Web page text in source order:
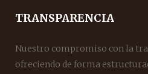
TRANSPARENCIA
Nuestro compromiso con la
ofreciendo de forma